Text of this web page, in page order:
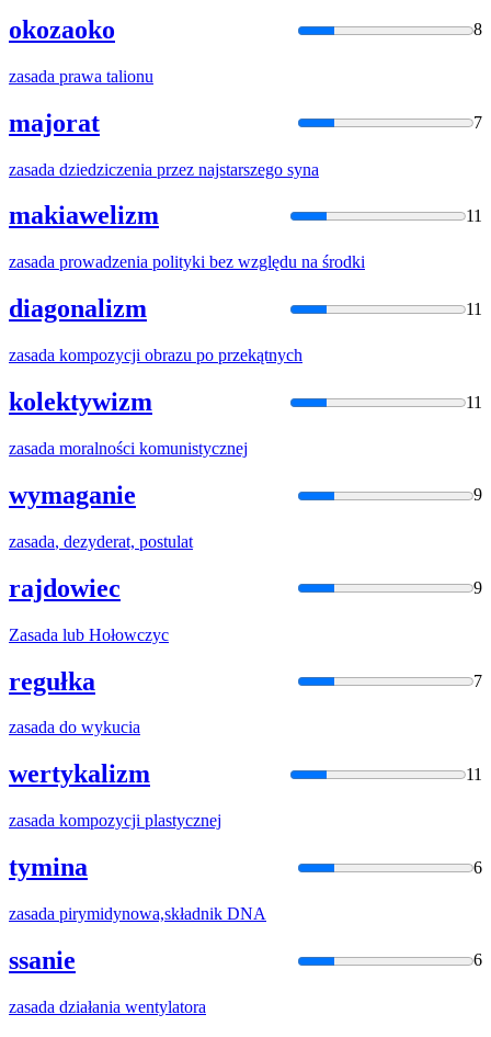
okozaoko 8
zasada prawa talionu
majorat 7
zasada dziedziczenia przez najstarszego syna
makiawelizm 11
zasada prowadzenia polityki bez względu na środki
diagonalizm 11
zasada kompozycji obrazu po przekątnych
kolektywizm 11
zasada moralności komunistycznej
wymaganie 9
zasada, dezyderat, postulat
rajdowiec 9
Zasada lub Hołowczyc
regułka 7
zasada do wykucia
wertykalizm 11
zasada kompozycji plastycznej
tymina 6
zasada pirymidynowa,składnik DNA
ssanie 6
zasada działania wentylatora